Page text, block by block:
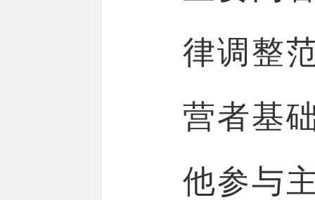
律调整
营者基
他参与